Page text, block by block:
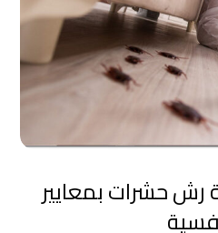
حشرات بمعايير